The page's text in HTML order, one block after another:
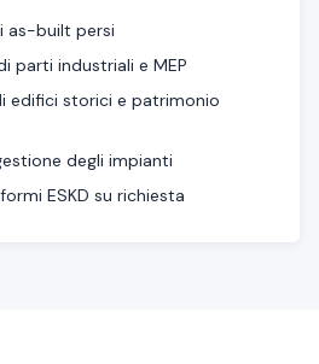
as-built persi
parti industriali e MEP
edifici storici e patrimonio
degli impianti
ESKD su richiesta